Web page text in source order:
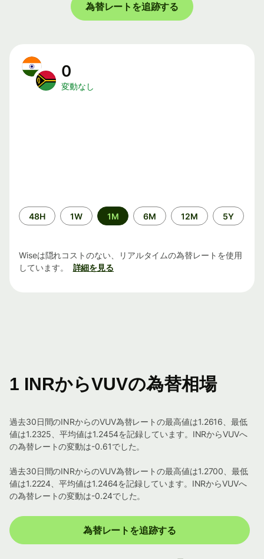
為替レートを追跡する
0
変動なし
期
間
48H 1W 1M 6M 12M 5Y
Wiseは隠れコストのない、リアルタイムの為替レートを使用
しています。
詳細を見る
1 INRからVUVの為替相場
過去30日間のINRからのVUV為替レートの最高値は1.2616、最低
値は1.2325、平均値は1.2454を記録しています。INRからVUVへ
の為替レートの変動は-0.61でした。
過去30日間のINRからのVUV為替レートの最高値は1.2700、最低
値は1.2224、平均値は1.2464を記録しています。INRからVUVへ
の為替レートの変動は-0.24でした。
為替レートを追跡する